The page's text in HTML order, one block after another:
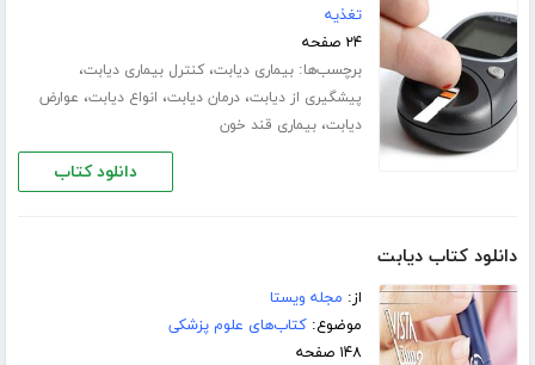
تغذیه
۲۴ صفحه
برچسب‌ها:بیماری دیابت،کنترل بیماری دیابت،
پیشگیری از دیابت،درمان دیابت، انواع دیابت، عوارض
دیابت،بیماری قند خون
دانلود کتاب
دانلود کتاب دیابت
از: مجله ویستا
موضوع:کتاب‌های علوم پزشکی
۱۴۸ صفحه